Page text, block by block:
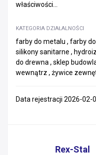
właściwości...
KATEGORIA DZIAŁALNOŚCI
farby do metalu , farby
silikony sanitarne ,
do drewna , sklep
wewnątrz , żywice
Data rejestracji 2026-02-
Rex-Stal